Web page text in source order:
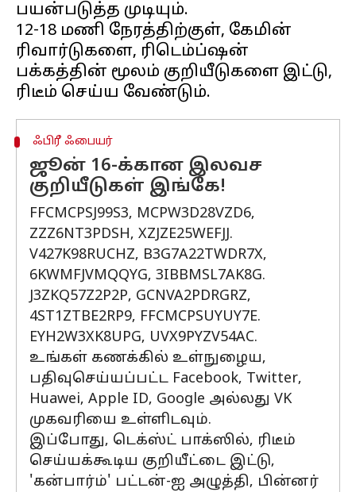
பயன்படுத்த முடியும்.
12-18 மணி நேரத்திற்குள், கேமின்
ரிவார்டுகளை, ரிடெம்ப்ஷன்
பக்கத்தின் மூலம் குறியீடுகளை இட்டு,
ஃபிரீ ஃபையர்
ஜூன் 16-க்கான இலவச
குறியீடுகள் இங்கே!
FFCMCPSJ99S3, MCPW3D28VZD6,
ZZZ6NT3PDSH, XZJZE25WEFJJ.
V427K98RUCHZ, B3G7A22TWDR7X,
6KWMFJVMQQYG, 3IBBMSL7AK8G.
J3ZKQ57Z2P2P, GCNVA2PDRGRZ,
4ST1ZTBE2RP9, FFCMCPSUYUY7E.
EYH2W3XK8UPG, UVX9PYZV54AC.
உங்கள் கணக்கில் உள்நுழைய,
பதிவுசெய்யப்பட்ட Facebook, Twitter,
Huawei, Apple ID, Google அல்லது VK
முகவரியை உள்ளிடவும்.
இப்போது, டெக்ஸ்ட் பாக்ஸில், ரிடீம்
செய்யக்கூடிய குறியீட்டை இட்டு,
'கன்பார்ம்' பட்டன்-ஐ அழுத்தி, பின்னர்